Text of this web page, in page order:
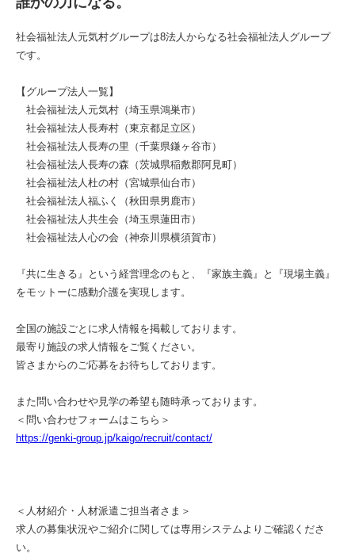
社会福祉法人元気村グループは8法人からなる社会福祉法人グループ
です。
【グループ法人一覧】
社会福祉法人元気村（埼玉県鴻巣市）
社会福祉法人長寿村（東京都足立区）
社会福祉法人長寿の里（千葉県鎌ヶ谷市）
社会福祉法人長寿の森（茨城県稲敷郡阿見町）
社会福祉法人杜の村（宮城県仙台市）
社会福祉法人福ふく（秋田県男鹿市）
社会福祉法人共生会（埼玉県蓮田市）
社会福祉法人心の会（神奈川県横須賀市）
『共に生きる』という経営理念のもと、『家族主義』と『現場主義』
をモットーに感動介護を実現します。
全国の施設ごとに求人情報を掲載しております。
最寄り施設の求人情報をご覧ください。
皆さまからのご応募をお待ちしております。
また問い合わせや見学の希望も随時承っております。
＜問い合わせフォームはこちら＞
https://genki-group.jp/kaigo/recruit/contact/
＜人材紹介・人材派遣ご担当者さま＞
求人の募集状況やご紹介に関しては専用システムよりご確認くださ
い。